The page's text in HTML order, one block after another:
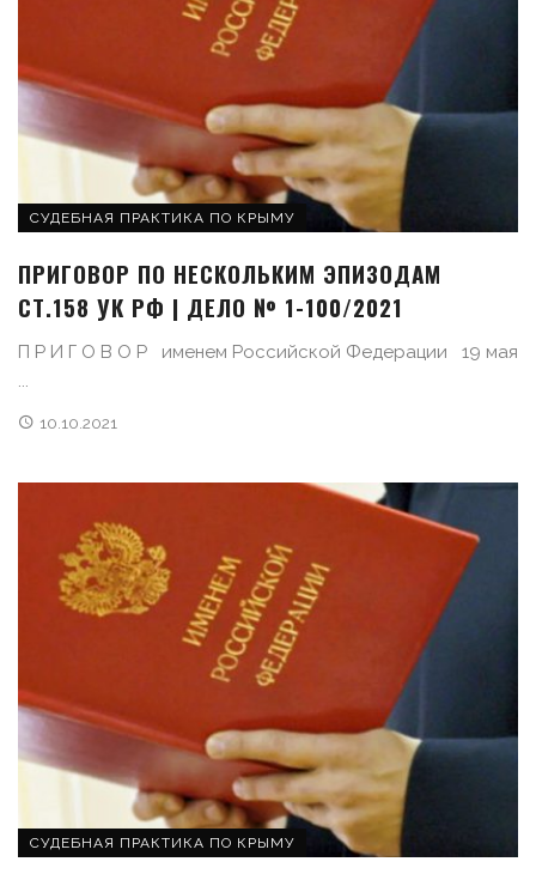
СУДЕБНАЯ ПРАКТИКА ПО КРЫМУ
ПРИГОВОР ПО НЕСКОЛЬКИМ ЭПИЗОДАМ
СТ.158 УК РФ | ДЕЛО № 1-100/2021
П Р И Г О В О Р именем Российской Федерации 19 мая
10.10.2021
СУДЕБНАЯ ПРАКТИКА ПО КРЫМУ